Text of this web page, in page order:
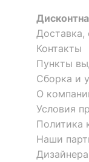
Доставка,
Контакты
Пункты
Сборка и
О
Условия
Политика
Наши